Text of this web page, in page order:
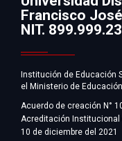
Información
Francisco
NIT.
Institución de Educación
el Ministerio de
Acuerdo de creación N°
Acreditación Institucional
10 de diciembre del 2021